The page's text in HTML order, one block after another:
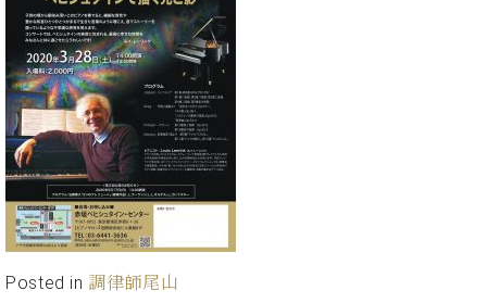
C.
ベ
ヒ
シ
ュ
タ
イ
ン
コ
ン
サ
ー
ヒ
シ
ュ
タ
イ
ン・
ジ
パ
ン
取
声
ベ
ヒ
シ
ュ
タ
イ
ン
の
ス・
イ
ベ
ン
ト
レ
ス
リ
リ
ー
ス
(お
ら
せ・
デ
正
規
デ
ィ
ー
の
直
営
店
舗
ま
で
オンライン試弾
メルマガ登録
イ
ン・
ジ
ャ
パ
ン
ブ
ロ
グ
Posted in 調律師尾山